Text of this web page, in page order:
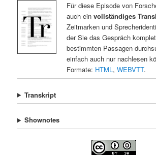
Für diese Episode von
auch ein vollständiges
Zeitmarken und
der Sie das Gespräch
bestimmten Passagen
einfach auch nur nachlesen
Formate: HTML, WEBVTT.
Transkript
Shownotes